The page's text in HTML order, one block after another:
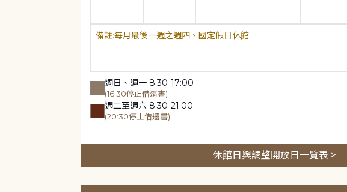
每月最後一週之週四、國定假日休館
週日、週一 8:30-17:00
(16:30停止借還書)
週二至週六 8:30-21:00
(20:30停止借還書)
休館日與調整開放日一覽表 >